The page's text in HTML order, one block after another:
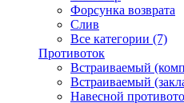
Форсунка возврата
Слив
Все категории (7)
Противоток
Встраиваемый
Встраиваемый
Навесной